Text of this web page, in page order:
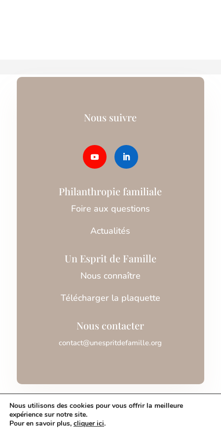
Nous suivre
Philanthropie familiale
Foire aux questions
Actualités
Un Esprit de Famille
Nous connaître
Télécharger la plaquette
Nous contacter
contact@unespritdefamille.org
Mentions légales
Nous utilisons des cookies pour vous offrir la meilleure
expérience sur notre site.
Pour en savoir plus, cliquer ici.